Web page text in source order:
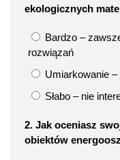
ekologicznych
Bardzo –
rozwiązań
Umiarkowanie
Słabo – nie
2. Jak oceniasz
obiektów